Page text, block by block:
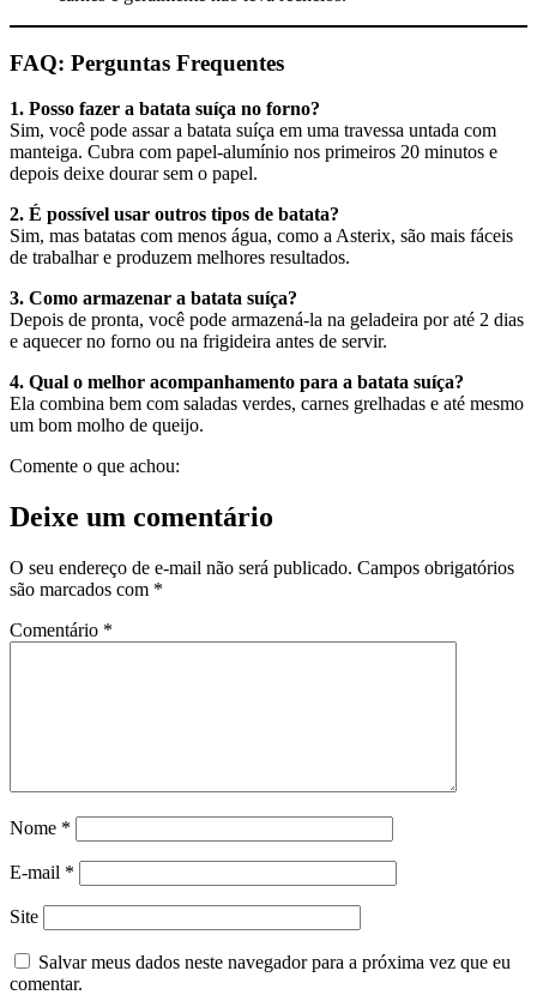
FAQ: Perguntas Frequentes
1. Posso fazer a batata suíça no forno?
Sim, você pode assar a batata suíça em uma travessa untada com
manteiga. Cubra com papel-alumínio nos primeiros 20 minutos e
depois deixe dourar sem o papel.
2. É possível usar outros tipos de batata?
Sim, mas batatas com menos água, como a Asterix, são mais fáceis
de trabalhar e produzem melhores resultados.
3. Como armazenar a batata suíça?
Depois de pronta, você pode armazená-la na geladeira por até 2 dias
e aquecer no forno ou na frigideira antes de servir.
4. Qual o melhor acompanhamento para a batata suíça?
Ela combina bem com saladas verdes, carnes grelhadas e até mesmo
um bom molho de queijo.
Comente o que achou:
Deixe um comentário
O seu endereço de e-mail não será publicado. Campos obrigatórios
são marcados com *
Comentário *
Nome *
E-mail *
Site
Salvar meus dados neste navegador para a próxima vez que eu
comentar.